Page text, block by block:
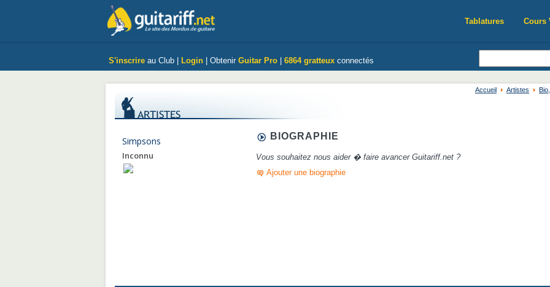
Tablatures Cours
S'inscrire au Club | Login | Obtenir Guitar Pro 6864 gratteux connectés
Accueil Artistes
Simpsons
Inconnu
BIOGRAPHIE
Vous souhaitez nous aider � faire avancer Guitariff.net ?
Ajouter une biographie